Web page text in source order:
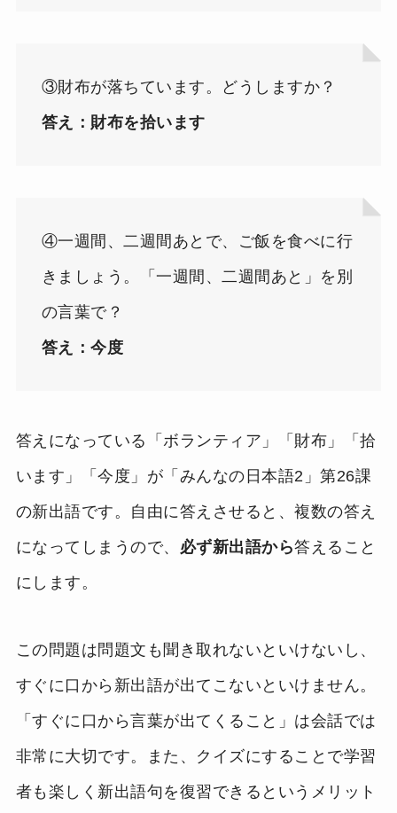
③財布が落ちています。どうしますか？
答え：財布を拾います
④一週間、二週間あとで、ご飯を食べに行
きましょう。「一週間、二週間あと」を別
の言葉で？
答え：今度
答えになっている「ボランティア」「財布」「拾
います」「今度」が「みんなの日本語2」第26課
の新出語です。自由に答えさせると、複数の答え
になってしまうので、 必ず新出語から答えること
にします。
この問題は問題文も聞き取れないといけないし、
すぐに口から新出語が出てこないといけません。
「すぐに口から言葉が出てくること」は会話では
非常に大切です。また、クイズにすることで学習
者も楽しく新出語句を復習できるというメリット